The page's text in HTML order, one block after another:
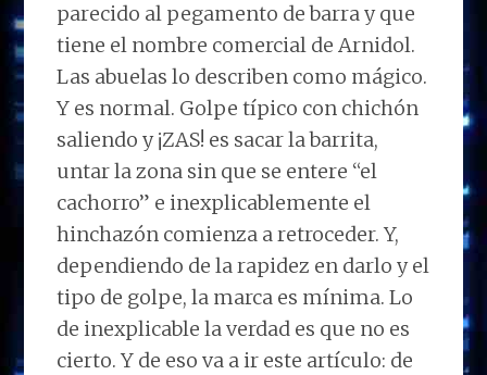
parecido al pegamento de barra y que
tiene el nombre comercial de Arnidol.
Las abuelas lo describen como mágico.
Y es normal. Golpe típico con chichón
saliendo y ¡ZAS! es sacar la barrita,
untar la zona sin que se entere “el
cachorro” e inexplicablemente el
hinchazón comienza a retroceder. Y,
dependiendo de la rapidez en darlo y el
tipo de golpe, la marca es mínima. Lo
de inexplicable la verdad es que no es
cierto. Y de eso va a ir este artículo: de